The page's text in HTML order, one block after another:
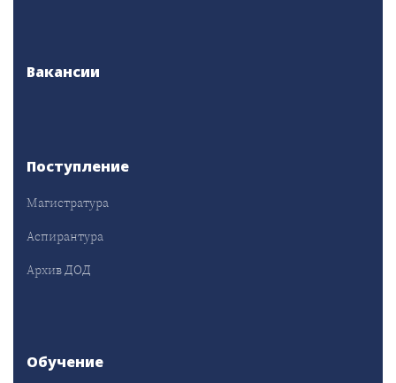
Вакансии
Поступление
Магистратура
Аспирантура
Архив ДОД
Обучение